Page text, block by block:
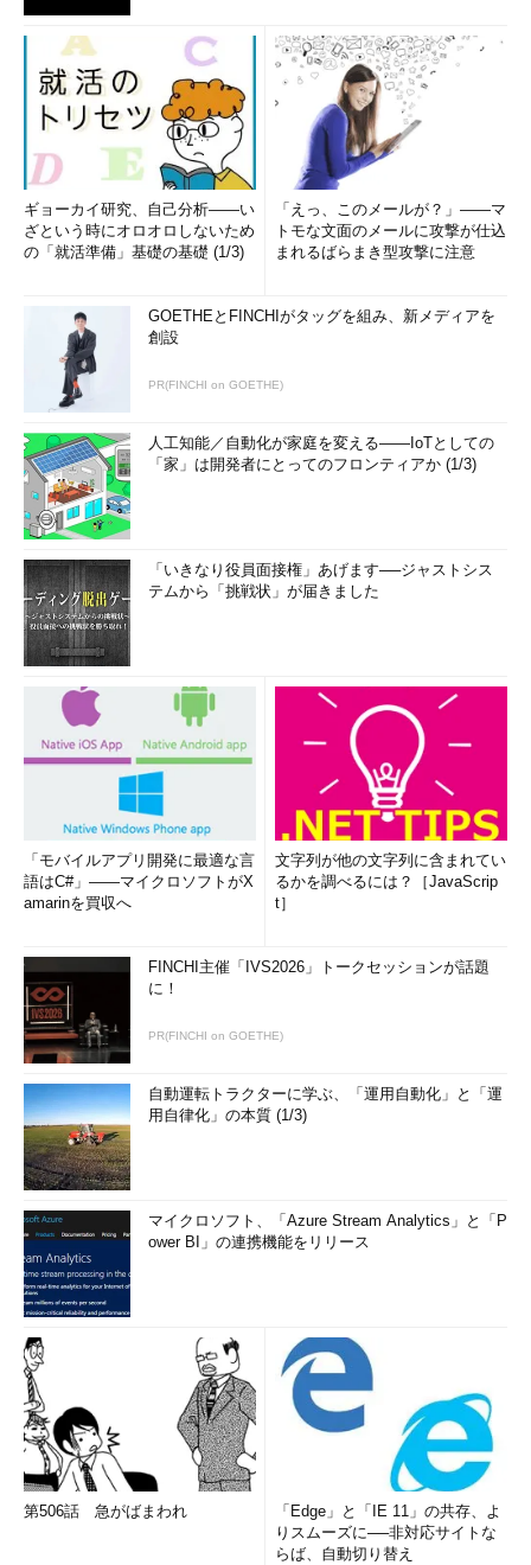
ギョーカイ研究、自己分析――い
ざという時にオロオロしないため
の「就活準備」基礎の基礎 (1/3)
「えっ、このメールが？」――マ
トモな文面のメールに攻撃が仕込
まれるばらまき型攻撃に注意
GOETHEとFINCHIがタッグを組み、新メディアを
創設
PR(FINCHI on GOETHE)
人工知能／自動化が家庭を変える――IoTとしての
「家」は開発者にとってのフロンティアか (1/3)
「いきなり役員面接権」あげます──ジャストシス
テムから「挑戦状」が届きました
「モバイルアプリ開発に最適な言
語はC#」――マイクロソフトがX
amarinを買収へ
文字列が他の文字列に含まれてい
るかを調べるには？［JavaScrip
t］
FINCHI主催「IVS2026」トークセッションが話題
に！
PR(FINCHI on GOETHE)
自動運転トラクターに学ぶ、「運用自動化」と「運
用自律化」の本質 (1/3)
マイクロソフト、「Azure Stream Analytics」と「P
ower BI」の連携機能をリリース
第506話 急がばまわれ
「Edge」と「IE 11」の共存、よ
りスムーズに──非対応サイトな
らば、自動切り替え